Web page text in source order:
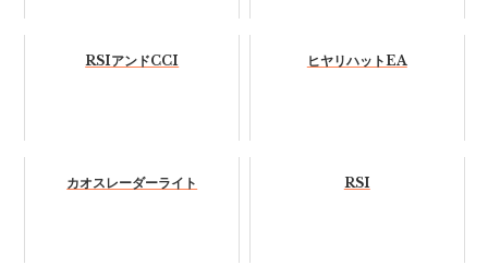
RSIアンドCCI ヒヤリハットEA
カオスレーダーライト RSI